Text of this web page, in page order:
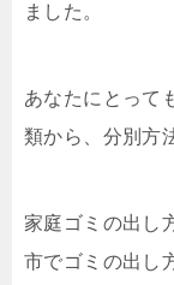
ました。
あなたにとって
類から、分別方
家庭ゴミの出し
市でゴミの出し